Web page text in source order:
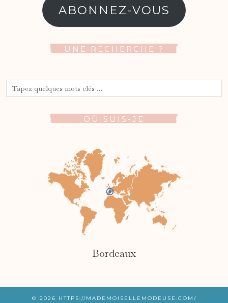
ABONNEZ-VOUS
UNE RECHERCHE ?
OÙ SUIS-JE
Bordeaux
© 2026 HTTPS://MADEMOISELLEMODEUSE.COM/